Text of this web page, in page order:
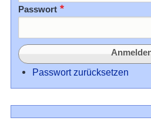
Passwort
Passwort zurücksetzen